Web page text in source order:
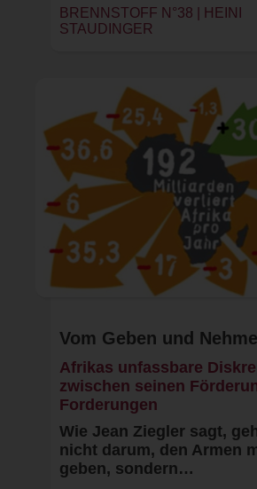
BRENNSTOFF N°38 | HEINI
STAUDINGER
Vom Geben und
Afrikas unfassbare
zwischen seinen
Forderungen
Wie Jean Ziegler sagt,
nicht darum, den Armen
geben, sondern…